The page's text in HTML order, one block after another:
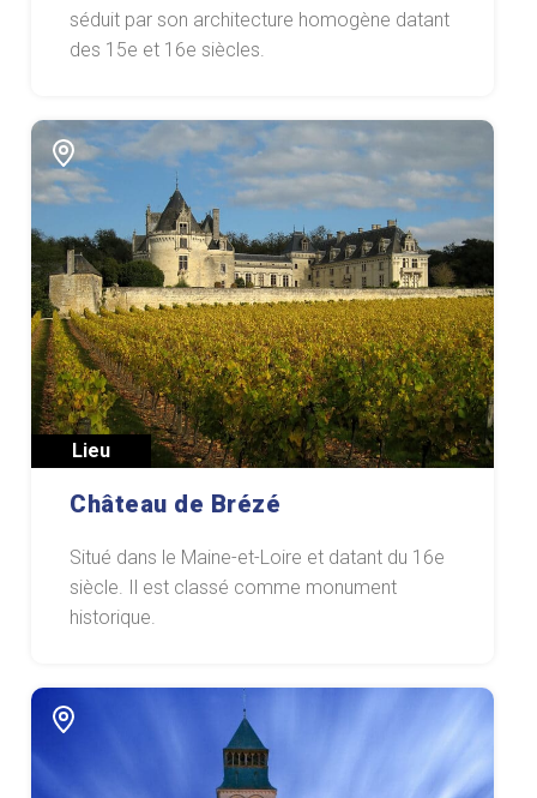
séduit par son architecture homogène datant
des 15e et 16e siècles.
Lieu
Château de Brézé
Situé dans le Maine-et-Loire et datant du 16e
siècle. Il est classé comme monument
historique.